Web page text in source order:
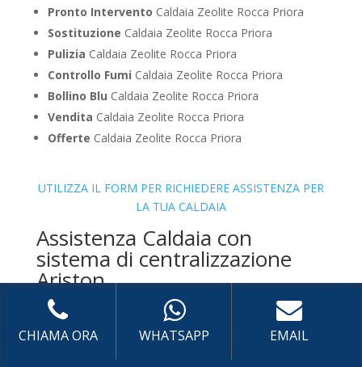
Pronto Intervento Caldaia Zeolite Rocca Priora
Sostituzione Caldaia Zeolite Rocca Priora
Pulizia Caldaia Zeolite Rocca Priora
Controllo Fumi Caldaia Zeolite Rocca Priora
Bollino Blu Caldaia Zeolite Rocca Priora
Vendita Caldaia Zeolite Rocca Priora
Offerte Caldaia Zeolite Rocca Priora
UTILIZZA IL FORM PER RICHIEDERE ASSISTENZA PER
LA TUA CALDAIA
Assistenza Caldaia con
sistema di centralizzazione
Ariston
CHIAMA ORA WHATSAPP EMAIL